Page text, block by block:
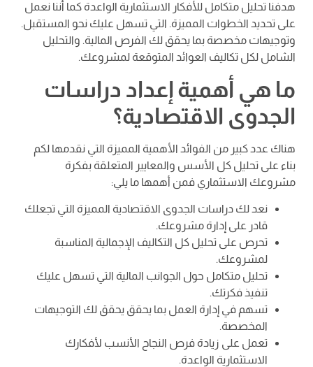
هدفنا تحليل متكامل للأفكار الاستثمارية الواعدة كما أننا نعمل
على تحديد الخطوات المميزة. التي تسهل عليك نحو المستقبل.
وتوجيهات مخصصة بما يحقق لك الفرص المالية. والتحليل
الشامل لكل تكاليف العوائد المتوقعة لمشروعك.
ما هي أهمية إعداد دراسات
الجدوى الاقتصادية؟
هناك عدد كبير من الفوائد الأهمية المميزة التي نقدمها لكم
بناء على تحليل كل الأسس والمعايير المتعلقة بفكرة
مشروعك الاستثماري فمن أهمها ما يلي:
نعد لك دراسات الجدوى الاقتصادية المميزة التي تجعلك
قادر على إدارة مشروعك.
تحرص على تحليل كل التكاليف الإجمالية المناسبة
لمشروعك.
تحليل متكامل حول الجوانب المالية التي تسهل عليك
تنفيذ فكرتك.
تسهم في إدارة العمل بما يحقق يحقق لك التوجيهات
المخصصة.
تعمل على زيادة فرص النجاح الأنسب لأفكارك
الاستثمارية الواعدة.